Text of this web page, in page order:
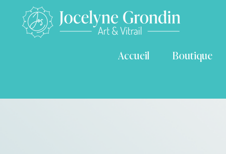
Accueil Boutique